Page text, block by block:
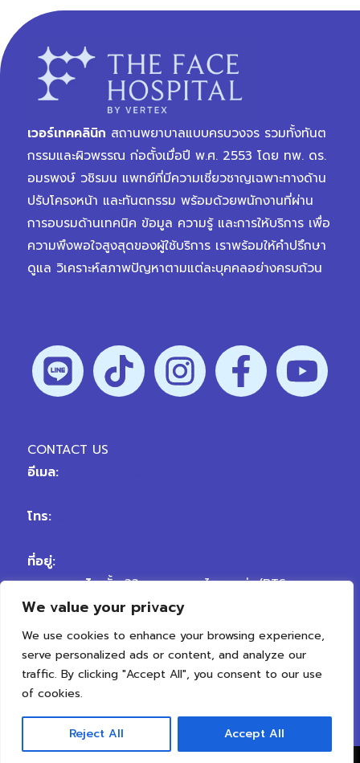
We value your privacy
We use cookies to enhance your browsing experience,
serve personalized ads or content, and analyze our
traffic. By clicking "Accept All", you consent to our use
of cookies.
Reject All Accept All
เวอร์เทคคลินิก สถานพยาบาลแบบครบวงจร รวมทั้งทันต
กรรมและผิวพรรณ ก่อตั้งเมื่อปี พ.ศ. 2553 โดย ทพ. ดร.
อมรพงษ์ วชิรมน แพทย์ที่มีความเชี่ยวชาญเฉพาะทางด้าน
ปรับโครงหน้า และทันตกรรม พร้อมด้วยพนักงานที่ผ่าน
การอบรมด้านเทคนิค ข้อมูล ความรู้ และการให้บริการ เพื่อ
ความพึงพอใจสูงสุดของผู้ใช้บริการ เราพร้อมให้คำปรึกษา
ดูแล วิเคราะห์สภาพปัญหาตามแต่ละบุคคลอย่างครบถ้วน
CONTACT US
อีเมล:
โทร:
ที่อยู่:
สาขา พญาไทชั้น 33 อาคารพญาไทพลาซ่า (BTS
พญาไท) ถนนพญาไท เขตราชเทวี กรุงเทพมหานคร
10400
สาขา เจริญนครถนนเจริญนคร ตรงข้ามซอยเจริญนคร
50 แขวงสำเหร่ เขตธนบุรี กรุงเทพมหานคร 10600
Copyright © 2026 Vertex Clinic | All Rights Reserved